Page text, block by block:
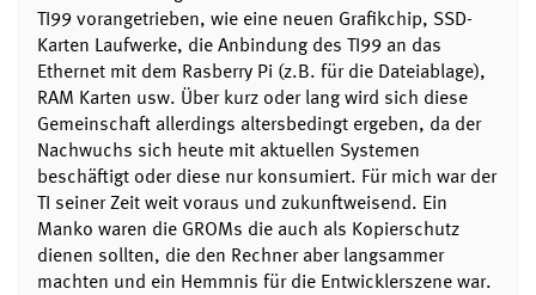
TI99 vorangetrieben, wie eine neuen Grafikchip, SSD-
Karten Laufwerke, die Anbindung des TI99 an das
Ethernet mit dem Rasberry Pi (z.B. für die Dateiablage),
RAM Karten usw. Über kurz oder lang wird sich diese
Gemeinschaft allerdings altersbedingt ergeben, da der
Nachwuchs sich heute mit aktuellen Systemen
beschäftigt oder diese nur konsumiert. Für mich war der
TI seiner Zeit weit voraus und zukunftweisend. Ein
Manko waren die GROMs die auch als Kopierschutz
dienen sollten, die den Rechner aber langsammer
machten und ein Hemmnis für die Entwicklerszene war.